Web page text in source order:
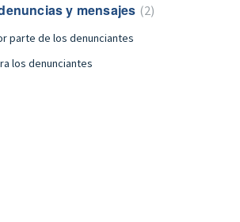
y mensajes 2
parte de los denunciantes
los denunciantes